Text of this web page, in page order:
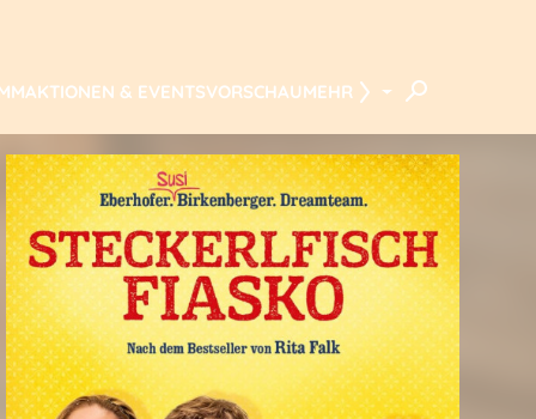
AKTIONEN & EVENTSVORSCHAUMEHR